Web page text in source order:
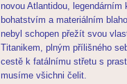
novou Atlantidou,
bohatstvím a materiálním
nebyl schopen přežít svou
Titanikem, plným přílišného
cestě k fatálnímu střetu s
musíme všichni čelit.